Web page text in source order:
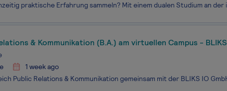
& Kommunikation (B.A.) am virtuellen Campus - BLIKS
1 week ago